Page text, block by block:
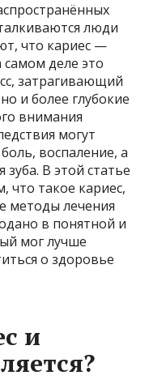
люди
что кариес —
самом деле это
затрагивающий
и более глубокие
внимания
могут
воспаление, а
В этой статье
такое кариес,
методы лечения
в понятной и
мог лучше
о здоровье
и